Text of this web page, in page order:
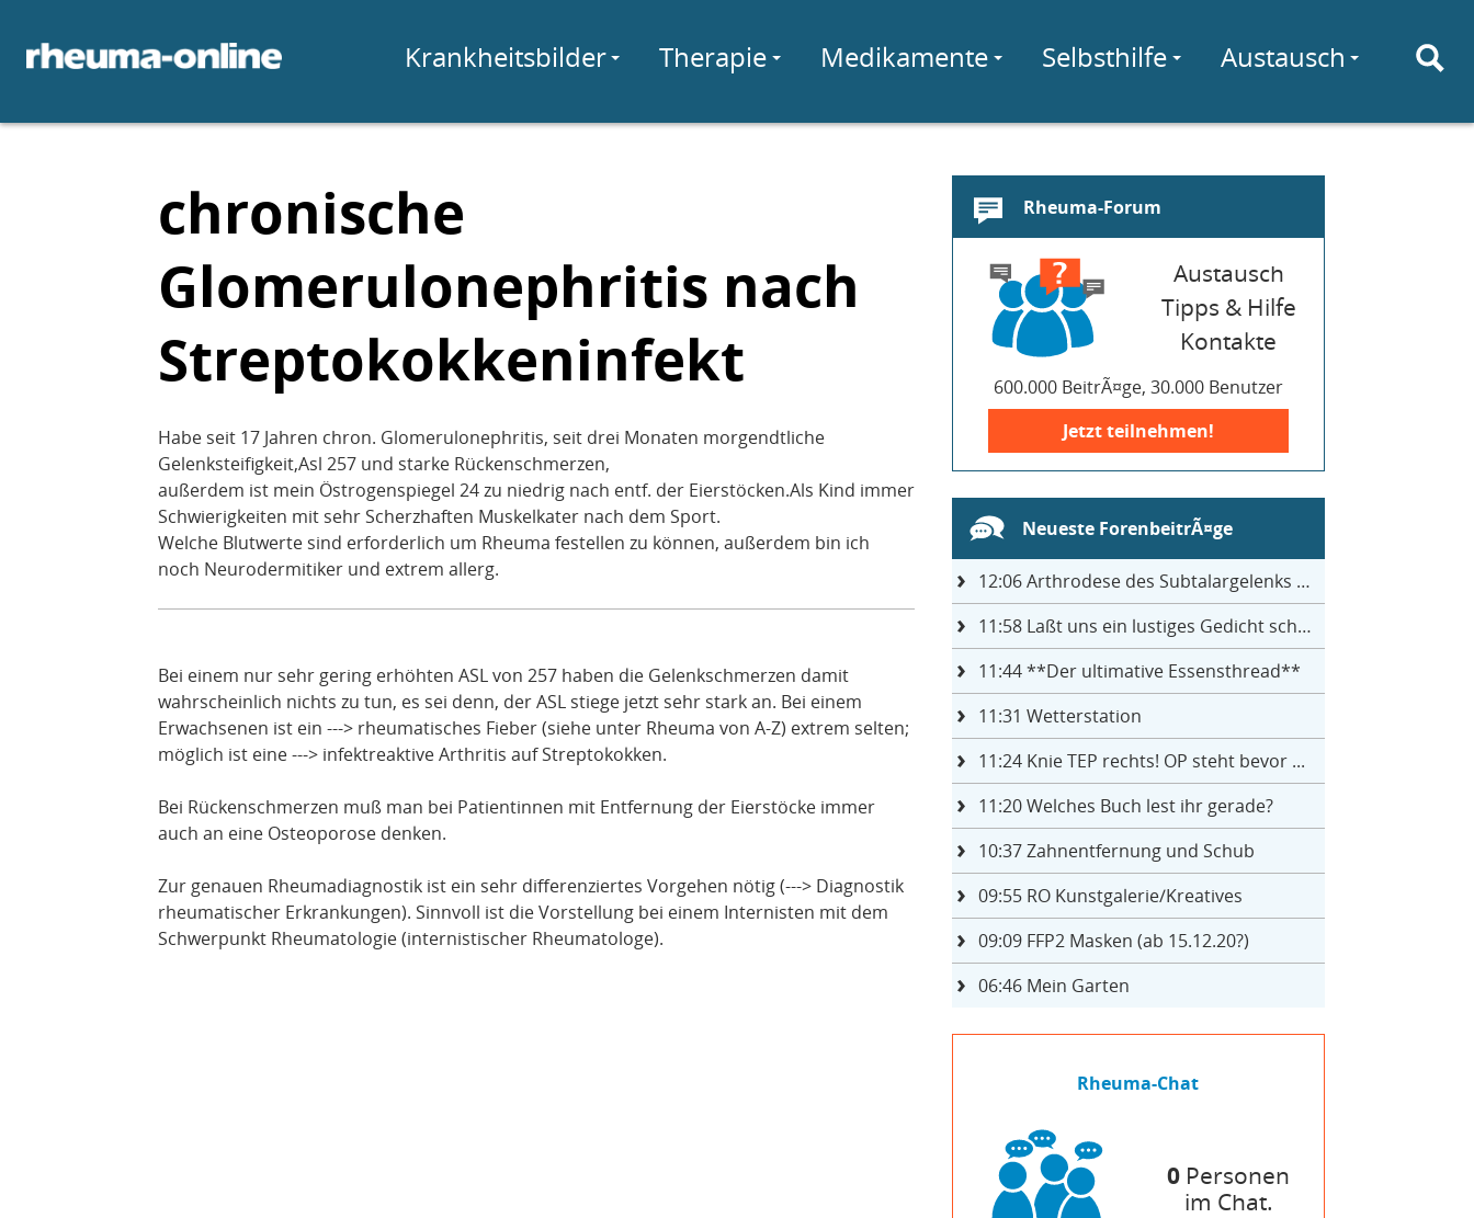
Krankheitsbilder Therapie Medikamente Selbsthilfe Austausch
chronische
Glomerulonephritis nach
Streptokokkeninfekt
Habe seit 17 Jahren chron. Glomerulonephritis, seit drei Monaten morgendtliche
Gelenksteifigkeit,Asl 257 und starke Rückenschmerzen,
außerdem ist mein Östrogenspiegel 24 zu niedrig nach entf. der Eierstöcken.Als Kind immer
Schwierigkeiten mit sehr Scherzhaften Muskelkater nach dem Sport.
Welche Blutwerte sind erforderlich um Rheuma festellen zu können, außerdem bin ich
noch Neurodermitiker und extrem allerg.
Bei einem nur sehr gering erhöhten ASL von 257 haben die Gelenkschmerzen damit
wahrscheinlich nichts zu tun, es sei denn, der ASL stiege jetzt sehr stark an. Bei einem
Erwachsenen ist ein ---> rheumatisches Fieber (siehe unter Rheuma von A-Z) extrem selten;
möglich ist eine ---> infektreaktive Arthritis auf Streptokokken.
Bei Rückenschmerzen muß man bei Patientinnen mit Entfernung der Eierstöcke immer
auch an eine Osteoporose denken.
Zur genauen Rheumadiagnostik ist ein sehr differenziertes Vorgehen nötig (---> Diagnostik
rheumatischer Erkrankungen). Sinnvoll ist die Vorstellung bei einem Internisten mit dem
Schwerpunkt Rheumatologie (internistischer Rheumatologe).
Rheuma-Forum
Austausch
Tipps & Hilfe
Kontakte
600.000 BeitrÃ¤ge, 30.000 Benutzer
Jetzt teilnehmen!
Neueste ForenbeitrÃ¤ge
12:06Arthrodese des Subtalargelenks mit 27
11:58Laßt uns ein lustiges Gedicht schreiben- jeder einen Satz
11:44**Der ultimative Essensthread**
11:31 Wetterstation
11:24Knie TEP rechts! OP steht bevor ...
11:20Welches Buch lest ihr gerade?
10:37Zahnentfernung und Schub
09:55RO Kunstgalerie/Kreatives
09:09FFP2 Masken (ab 15.12.20?)
06:46Mein Garten
Rheuma-Chat
0 Personen
im Chat.